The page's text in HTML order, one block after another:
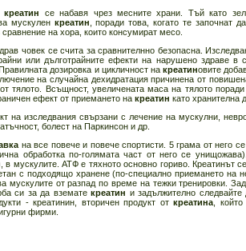
креатин
се набавя чрез месните храни. Тъй като
мускулен креатин , поради това, когато те започнат
на хора, които консумират месо.
човек се счита за сравнителнно безопасна.
или дълготрайните ефекти на нарушено здраве в
дозировка и цикличност накреатиновите
на случайна дехидратация причинена от
тялото. Всъщност, увеличената маса на тялото поради
ефект от приемането на креатин като хранителна
на изследвания свързани с лечение на мускулни,
болест на Паркинсон и др.
на все повече и повече спортисти. 5 грама от него
обработка по-голямата част от него се унищожава).
мускулите. АТФ е тяхното основно гориво. Креатинът
с подходящо хранене (по-специално приемането на
мускулите от разпад по време на тежки тренировки.
си за да взематекреатин и задължително следвайте
- креатинин, вторичен продукт от креатина ,
фирми.